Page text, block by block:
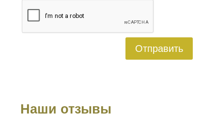
Отправить
Наши отзывы